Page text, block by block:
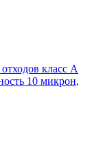
класс А
10 микрон,